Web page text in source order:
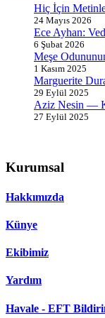
Hiç İçin
24 Mayıs 2026
Ece Ayhan:
6 Şubat 2026
Meşe
1 Kasım 2025
Marguerite
29 Eylül 2025
Aziz Nesin —
27 Eylül 2025
Kurumsal
Hakkımızda
Künye
Ekibimiz
Yardım
Havale - EFT